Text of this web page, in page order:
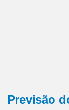
Previsão